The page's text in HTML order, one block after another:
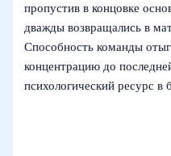
пропустив в концовке
дважды возвращались в
Способность команды
концентрацию до
психологический ресурс в